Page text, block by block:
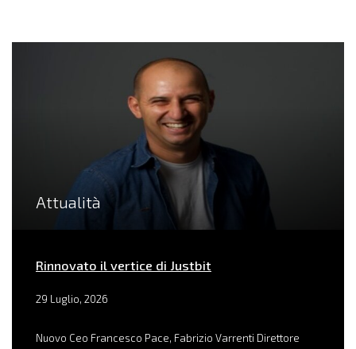
Attualità
Rinnovato il vertice di Justbit
29 Luglio, 2026
Nuovo Ceo Francesco Pace, Fabrizio Varrenti Direttore